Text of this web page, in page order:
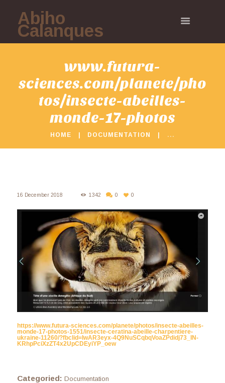
Abiho
Calanques
www.futura-
sciences.com/planete/pho
tos/insecte-abeilles-
monde-17-photos
HOME DOCUMENTATION ...
16 December 2018 1342 0 0
https://www.futura-sciences.com/planete/photos/insecte-abeilles-
monde-17-photos-1551/insecte-ceratina-abeille-charpentiere-
ukraine-11260/?fbclid=IwAR3eyx-4Q9NuSCqbqVoaZPdidj73_IN-
KRhpPciXzZT4x2UpCDEyiYP_oew
Categoried: Documentation